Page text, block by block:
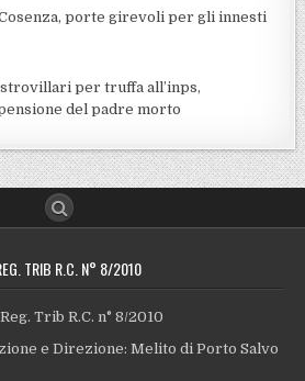
porte girevoli per gli innesti
per truffa all’inps,
del padre morto
TRIB R.C. N° 8/2010
Trib R.C. n° 8/2010
e Direzione: Melito di Porto Salvo